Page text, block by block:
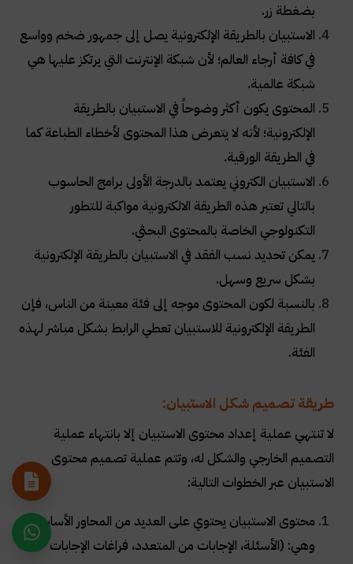
بضغطة زر.
الاستبيان بالطريقة الإلكترونية يصل إلى جمهور ضخم وواسع
في كافة أرجاء العالم؛ لأن شبكة الإنترنت التي يرتكز عليها هي
شبكة عالمية.
المحتوى يكون أكثر وضوحاً في الاستبيان بالطريقة
الإلكترونية؛ لأنه لا يتعرض هذا المحتوى لأخطاء الطباعة كما
في الطريقة الورقية.
الاستبيان الكتروني يعتمد بالدرجة الأولى برامج الحاسوب
بالتالي تعتبر هذه الطريقة الالكترونية مواكبة للتطور
التكنولوجي الخاصة بالمحتوى البحثي.
يمكن تحديد نسب الفقد في الاستبيان بالطريقة الإلكترونية
بشكل سريع وسهل.
بالنسبة لكون المحتوى موجه إلى فئة معينة من الناس، فإن
الطريقة الإلكترونية للاستبيان تعطي الرابط بشكل مباشر لهذه
الفئة.
طريقة تصميم شكل الاستبيان:
لا تنتهي عملية إعداد محتوى الاستبيان إلا بانتهاء عملية
التصميم الخارجي والشكل له، وتتم عملية تصميم محتوى
الاستبيان عبر الخطوات التالية:
محتوى الاستبيان يحتوي على العديد من المحاور الأساسية،
وهي: (الأسئلة، الإجابات من المتعدد، فراغات الإجابات